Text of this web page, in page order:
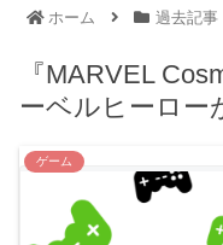
ホーム 過去記事
『MARVEL
ーベルヒーロー
ゲーム